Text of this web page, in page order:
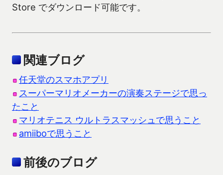
Store でダウンロード可能です。
関連ブログ
任天堂のスマホアプリ
スーパーマリオメーカーの演奏ステージで思っ
たこと
マリオテニス ウルトラスマッシュで思うこと
amiiboで思うこと
前後のブログ